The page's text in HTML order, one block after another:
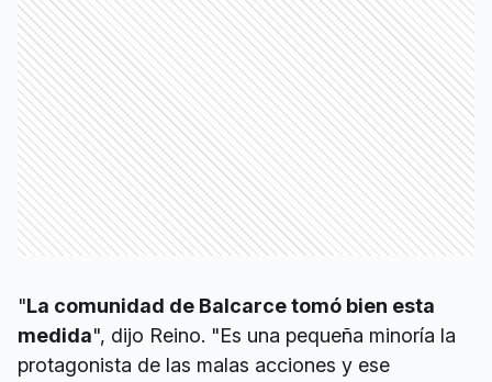
"La comunidad de Balcarce tomó bien esta
medida", dijo Reino. "Es una pequeña minoría la
protagonista de las malas acciones y ese